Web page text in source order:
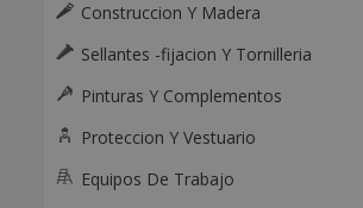
Construccion Y Madera
Sellantes -fijacion Y Tornilleria
Pinturas Y Complementos
Proteccion Y Vestuario
Equipos De Trabajo